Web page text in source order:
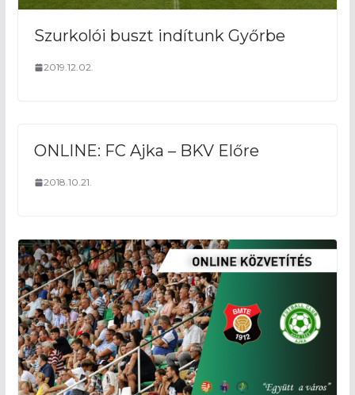
Szurkolói buszt indítunk Győrbe
2019.12.02.
ONLINE: FC Ajka – BKV Előre
2018.10.21.